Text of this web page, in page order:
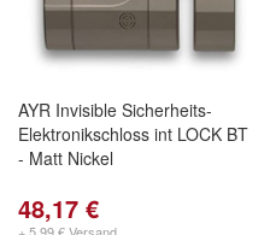
AYR Invisible Sicherheits-
Elektronikschloss int LOCK BT
- Matt Nickel
48,17 €